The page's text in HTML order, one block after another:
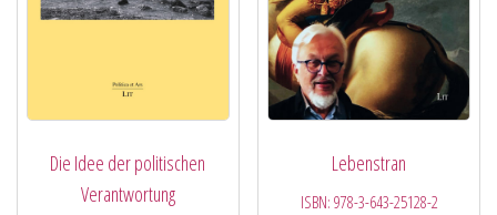
Die Idee der politischen
Verantwortung
Lebenstran
ISBN: 978-3-643-25128-2